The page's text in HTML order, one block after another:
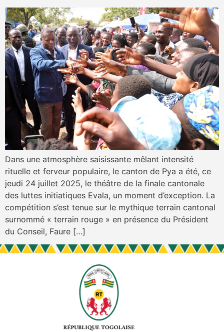
Dans une atmosphère saisissante mêlant intensité
rituelle et ferveur populaire, le canton de Pya a été, ce
jeudi 24 juillet 2025, le théâtre de la finale cantonale
des luttes initiatiques Evala, un moment d’exception. La
compétition s’est tenue sur le mythique terrain cantonal
surnommé « terrain rouge » en présence du Président
du Conseil, Faure […]